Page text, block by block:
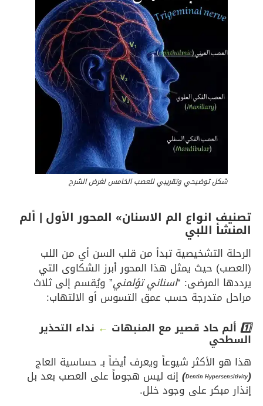
شكل توضيحي وتقريبي للعصب الخامس لغرض الشرح
تصنيف انواع الم الاسنان» المحور الأول | ألم
المنشأ اللبي
الرحلة التشخيصية تبدأ من قلب السن أي من اللب
(العصب) حيث يمثل هذا المحور أبرز الشكاوى التي
يرددها المرضى: “اسناني تؤلمني” ويُقسم إلى ثلاث
مراحل متدرجة حسب عمق التسوس أو الالتهاب:
1️⃣ ألم حاد قصير مع المنبهات ← نداء التحذير
السطحي
هذا هو الأكثر شيوعاً ويعرف أيضاً بـ حساسية العاج
(
Dentin Hypersensitivity
) إنه ليس هجوماً على العصب بعد بل
إنذار مبكر على وجود خلل.